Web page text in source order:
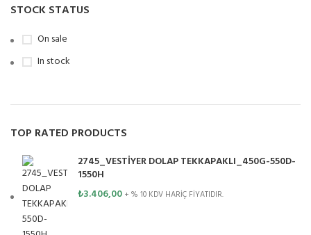
STOCK STATUS
On sale
In stock
TOP RATED PRODUCTS
2745_VESTİYER DOLAP TEKKAPAKLI_450G-550D-
1550H
₺3.406,00 + % 10 KDV HARİÇ FİYATIDIR.